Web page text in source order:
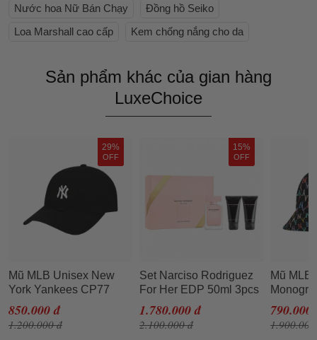
Nước hoa Nữ Bán Chạy
Đồng hồ Seiko
Loa Marshall cao cấp
Kem chống nắng cho da
Sản phẩm khác của gian hàng
LuxeChoice
29%
OFF
Mũ MLB Unisex New
York Yankees CP77
Màu Đen -
3ACP7701NK0010
850.000 đ
1.200.000 đ
15%
OFF
Set Narciso Rodriguez
For Her EDP 50ml 3pcs
1.780.000 đ
2.100.000 đ
Mũ MLB
Dome
50L
790.000